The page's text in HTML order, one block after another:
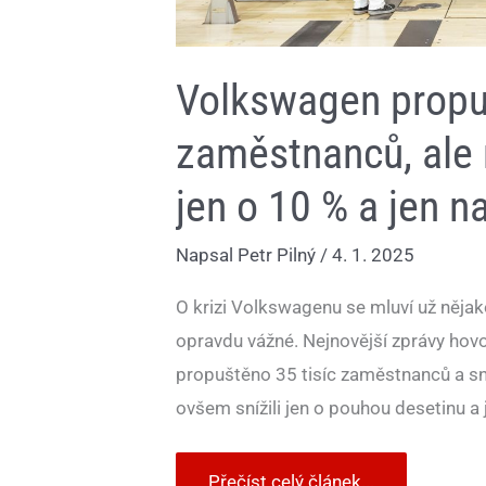
Volkswagen
zaměstnanců,
jen o 10 % a jen
Napsal Petr Pilný / 4. 1. 2025
O krizi Volkswagenu se mluví už
opravdu vážné. Nejnovější zprávy
propuštěno 35 tisíc zaměstnanců a
ovšem snížili jen o pouhou desetinu